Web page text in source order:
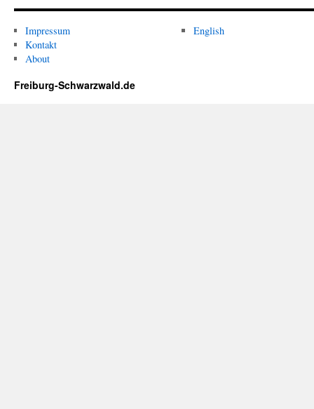
Impressum
Kontakt
About
English
Freiburg-Schwarzwald.de